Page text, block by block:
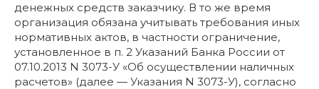
денежных средств заказчику. В то же время
организация обязана учитывать требования иных
нормативных актов, в частности ограничение,
установленное в п. 2 Указаний Банка России от
07.10.2013 N 3073-У «Об осуществлении наличных
расчетов» (далее — Указания N 3073-У), согласно